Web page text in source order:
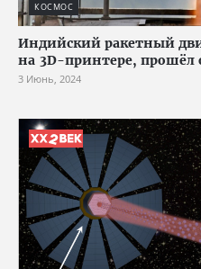
КОСМОС
Индийский ракетный
на 3D-принтере, прошёл
3 Июнь, 2024